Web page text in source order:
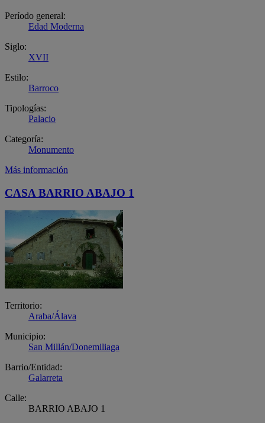
Período general:
Edad Moderna
Siglo:
XVII
Estilo:
Barroco
Tipologías:
Palacio
Categoría:
Monumento
Más información
CASA BARRIO ABAJO 1
Territorio:
Araba/Álava
Municipio:
San Millán/Donemiliaga
Barrio/Entidad:
Galarreta
Calle:
BARRIO ABAJO 1